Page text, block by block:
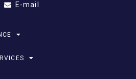
E-mail